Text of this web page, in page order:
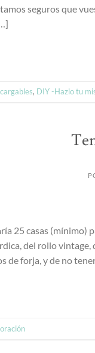
seguros que
, DIY -Hazlo tu
25 casas (mínimo)
del rollo vintage,
de forja, y de no